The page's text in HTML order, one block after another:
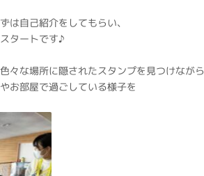
は自己紹介をしてもらい、
タートです♪
々な場所に隠されたスタンプを見つけながら
お部屋で過ごしている様子を